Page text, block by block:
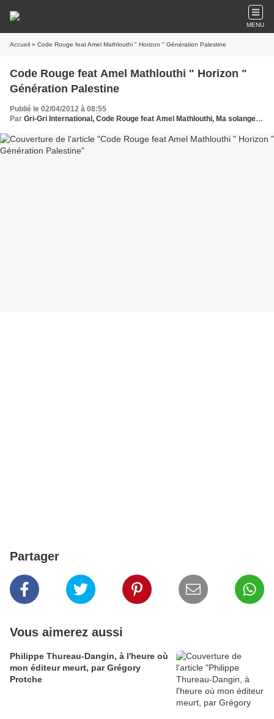
MENU
Accueil » Code Rouge feat Amel Mathlouthi " Horizon " Génération Palestine
Code Rouge feat Amel Mathlouthi " Horizon "
Génération Palestine
Publié le 02/04/2012 à 08:55
Par Gri-Gri International, Code Rouge feat Amel Mathlouthi, Ma solange Oussou
Partager
Vous aimerez aussi
Philippe Thureau-Dangin, à l'heure où
mon éditeur meurt, par Grégory
Protche